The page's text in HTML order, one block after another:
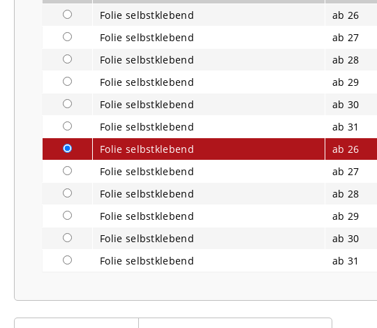
Folie selbstklebend
ab 26
Folie selbstklebend
ab 27
Folie selbstklebend
ab 28
Folie selbstklebend
ab 29
Folie selbstklebend
ab 30
Folie selbstklebend
ab 31
Folie selbstklebend
ab 26
Folie selbstklebend
ab 27
Folie selbstklebend
ab 28
Folie selbstklebend
ab 29
Folie selbstklebend
ab 30
Folie selbstklebend
ab 31